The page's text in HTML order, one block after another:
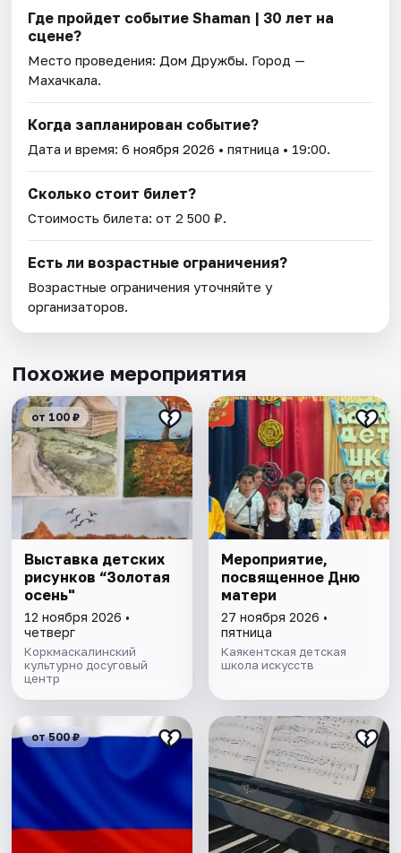
Где пройдет событие Shaman | 30 лет на
сцене?
Место проведения: Дом Дружбы. Город —
Махачкала.
Когда запланирован событие?
Дата и время:6 ноября 2026 • пятница • 19:00.
Сколько стоит билет?
Стоимость билета: от 2 500 ₽.
Есть ли возрастные ограничения?
Возрастные ограничения уточняйте у
организаторов.
Похожие мероприятия
от 100 ₽
Выставка детских
рисунков “Золотая
осень"
12 ноября 2026 •
четверг
Коркмаскалинский
культурно досуговый
центр
Мероприятие,
посвященное Дню
матери
27 ноября 2026 •
пятница
Каякентская детская
школа искусств
от 500 ₽